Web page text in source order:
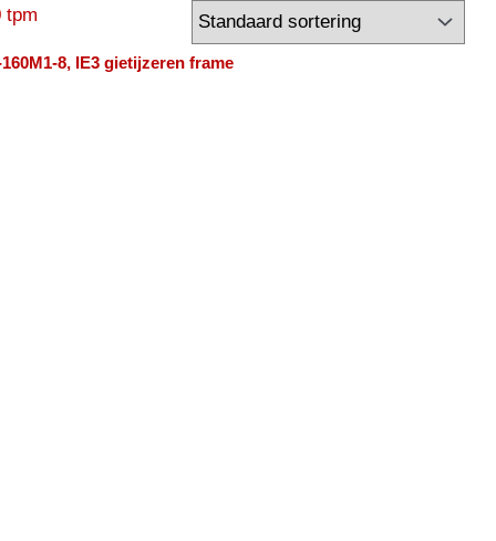
8, IE3 gietijzeren frame